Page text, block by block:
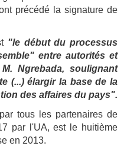
précédé la signature de
"le début du processus
entre autorités et
Ngrebada, soulignant
(...) élargir la base de la
des affaires du pays".
tous les partenaires de
par l'UA, est le huitième
en 2013.